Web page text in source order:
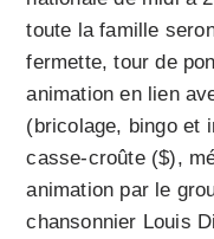
toute la famille
fermette, tour de
animation en lien
(bricolage, bingo et
casse-croûte ($),
animation par le
chansonnier Louis